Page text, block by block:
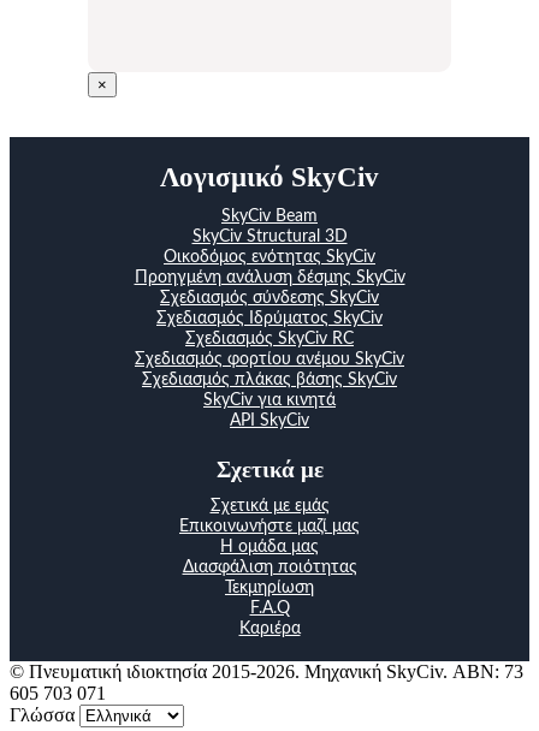
×
Λογισμικό SkyCiv
SkyCiv Beam
SkyCiv Structural 3D
Οικοδόμος ενότητας SkyCiv
Προηγμένη ανάλυση δέσμης SkyCiv
Σχεδιασμός σύνδεσης SkyCiv
Σχεδιασμός Ιδρύματος SkyCiv
Σχεδιασμός SkyCiv RC
Σχεδιασμός φορτίου ανέμου SkyCiv
Σχεδιασμός πλάκας βάσης SkyCiv
SkyCiv για κινητά
API SkyCiv
Σχετικά με
Σχετικά με εμάς
Επικοινωνήστε μαζί μας
Η ομάδα μας
Διασφάλιση ποιότητας
Τεκμηρίωση
F.A.Q
Καριέρα
© Πνευματική ιδιοκτησία 2015-2026. Μηχανική SkyCiv. ΑΒΝ: 73
605 703 071
Γλώσσα